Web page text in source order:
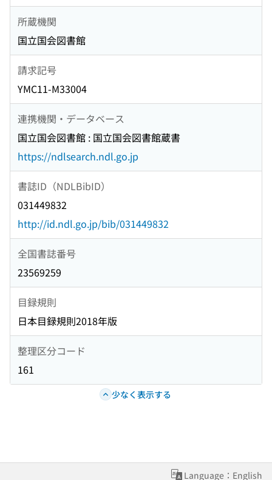
所蔵機関
国立国会図書館
請求記号
YMC11-M33004
連携機関・データベース
国立国会図書館 : 国立国会図書館蔵書
https://ndlsearch.ndl.go.jp
書誌ID（NDLBibID）
031449832
http://id.ndl.go.jp/bib/031449832
全国書誌番号
23569259
目録規則
日本目録規則2018年版
整理区分コード
161
少なく表示する
Language：English